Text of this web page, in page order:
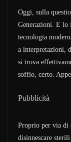
Oggi, sulla
Generazioni. E lo
tecnologia
a interpretazioni,
si trova
soffio, certo.
Pubblicità
Proprio per via di
disinnescare